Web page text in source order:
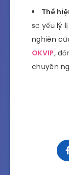
Thể
sơ yếu lý
nghiên
OKVIP,
chuyên